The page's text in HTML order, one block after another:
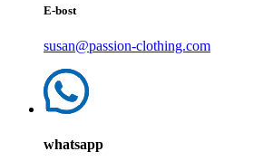
E-bost
susan@passion-clothing.com
whatsapp